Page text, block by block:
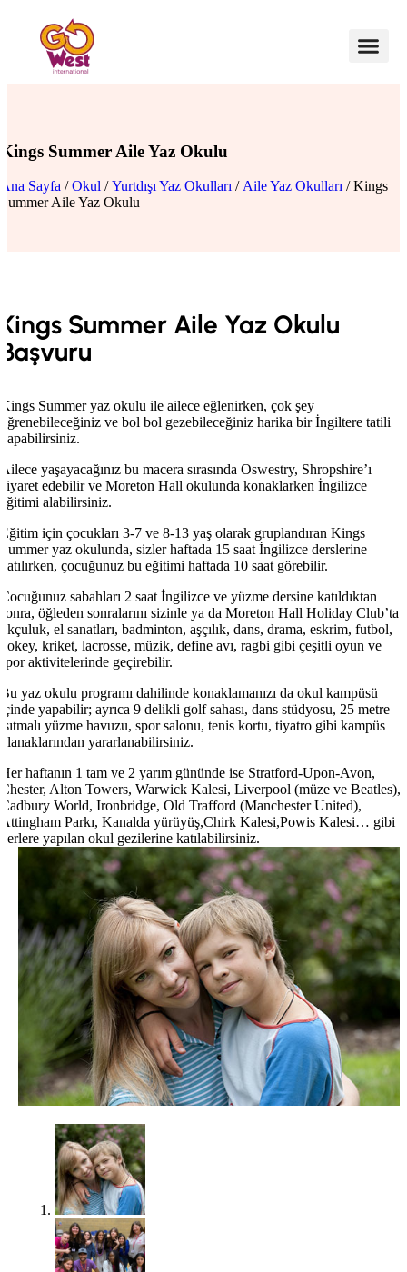
Kings Summer Aile Yaz Okulu
Ana Sayfa /Okul /Yurtdışı Yaz Okulları / Aile Yaz Okulları / Kings
Summer Aile Yaz Okulu
Kings Summer Aile Yaz Okulu
Başvuru
Kings Summer yaz okulu ile ailece eğlenirken, çok şey
öğrenebileceğiniz ve bol bol gezebileceğiniz harika bir İngiltere tatili
yapabilirsiniz.
Ailece yaşayacağınız bu macera sırasında Oswestry, Shropshire’ı
ziyaret edebilir ve Moreton Hall okulunda konaklarken İngilizce
eğitimi alabilirsiniz.
Eğitim için çocukları 3-7 ve 8-13 yaş olarak gruplandıran Kings
Summer yaz okulunda, sizler haftada 15 saat İngilizce derslerine
katılırken, çocuğunuz bu eğitimi haftada 10 saat görebilir.
Çocuğunuz sabahları 2 saat İngilizce ve yüzme dersine katıldıktan
sonra, öğleden sonralarını sizinle ya da Moreton Hall Holiday Club’ta
okçuluk, el sanatları, badminton, aşçılık, dans, drama, eskrim, futbol,
hokey, kriket, lacrosse, müzik, define avı, ragbi gibi çeşitli oyun ve
spor aktivitelerinde geçirebilir.
Bu yaz okulu programı dahilinde konaklamanızı da okul kampüsü
içinde yapabilir; ayrıca 9 delikli golf sahası, dans stüdyosu, 25 metre
ısıtmalı yüzme havuzu, spor salonu, tenis kortu, tiyatro gibi kampüs
olanaklarından yararlanabilirsiniz.
Her haftanın 1 tam ve 2 yarım gününde ise Stratford-Upon-Avon,
Chester, Alton Towers, Warwick Kalesi, Liverpool (müze ve Beatles),
Cadbury World, Ironbridge, Old Trafford (Manchester United),
Attingham Parkı, Kanalda yürüyüş,Chirk Kalesi,Powis Kalesi… gibi
yerlere yapılan okul gezilerine katılabilirsiniz.